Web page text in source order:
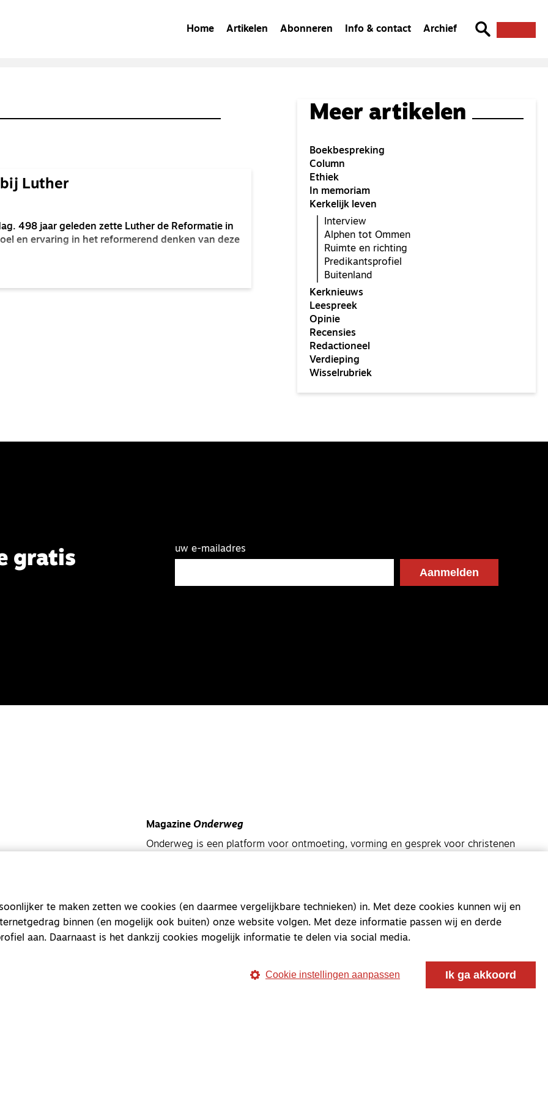
Home Artikelen Abonneren Info & contact Archief
Luther
498 jaar geleden zette Luther de Reformatie in
en ervaring in het reformerend denken van deze
Meer artikelen
Boekbespreking
Column
Ethiek
In memoriam
Kerkelijk leven
Interview
Alphen tot Ommen
Ruimte en richting
Predikantsprofiel
Buitenland
Kerknieuws
Leespreek
Opinie
Recensies
Redactioneel
Verdieping
Wisselrubriek
gratis
uw e-mailadres
Magazine Onderweg
Onderweg is een platform voor ontmoeting, vorming en gesprek voor christenen
Kvk-nummer 33277063
NL46 INGB 0117 5827 86
te maken zetten we cookies (en daarmee vergelijkbare technieken) in. Met deze cookies kunnen wij en
binnen (en mogelijk ook buiten) onze website volgen. Met deze informatie passen wij en derde
aan. Daarnaast is het dankzij cookies mogelijk informatie te delen via social media.
Cookie instellingen aanpassen Ik ga akkoord